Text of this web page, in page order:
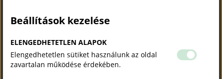
EMAIL CÍM*
Beállítások kezelése
ELENGEDHETETLEN ALAPOK
Elengedhetetlen sütiket használunk az oldal
zavartalan működése érdekében.